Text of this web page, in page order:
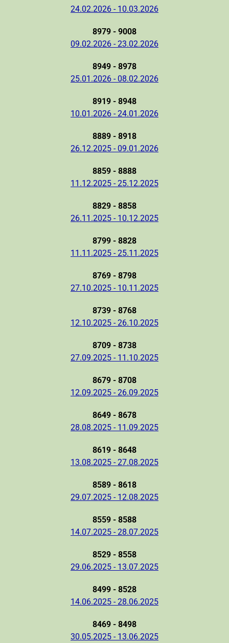
24.02.2026 - 10.03.2026
8979 - 9008
09.02.2026 - 23.02.2026
8949 - 8978
25.01.2026 - 08.02.2026
8919 - 8948
10.01.2026 - 24.01.2026
8889 - 8918
26.12.2025 - 09.01.2026
8859 - 8888
11.12.2025 - 25.12.2025
8829 - 8858
26.11.2025 - 10.12.2025
8799 - 8828
11.11.2025 - 25.11.2025
8769 - 8798
27.10.2025 - 10.11.2025
8739 - 8768
12.10.2025 - 26.10.2025
8709 - 8738
27.09.2025 - 11.10.2025
8679 - 8708
12.09.2025 - 26.09.2025
8649 - 8678
28.08.2025 - 11.09.2025
8619 - 8648
13.08.2025 - 27.08.2025
8589 - 8618
29.07.2025 - 12.08.2025
8559 - 8588
14.07.2025 - 28.07.2025
8529 - 8558
29.06.2025 - 13.07.2025
8499 - 8528
14.06.2025 - 28.06.2025
8469 - 8498
30.05.2025 - 13.06.2025